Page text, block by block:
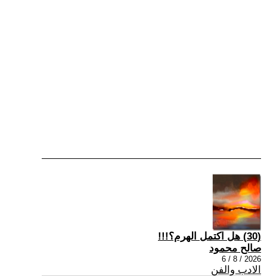
(30) هل اكتمل الهرم؟!!!
صالح محمود
2026 / 8 / 6
الادب والفن